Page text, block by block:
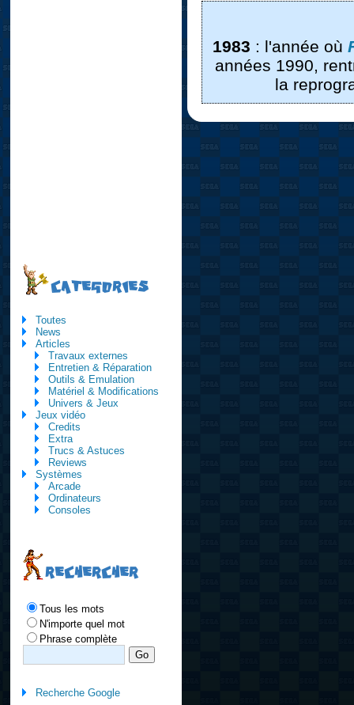
1983 : l'année où
années 1990,
la
CATEGORIES
Toutes
News
Articles
Travaux externes
Entretien & Réparation
Outils & Emulation
Matériel & Modifications
Univers & Jeux
Jeux vidéo
Credits
Extra
Trucs & Astuces
Reviews
Systèmes
Arcade
Ordinateurs
Consoles
RECHERCHER
Tous les mots
N'importe quel mot
Phrase complète
Recherche Google